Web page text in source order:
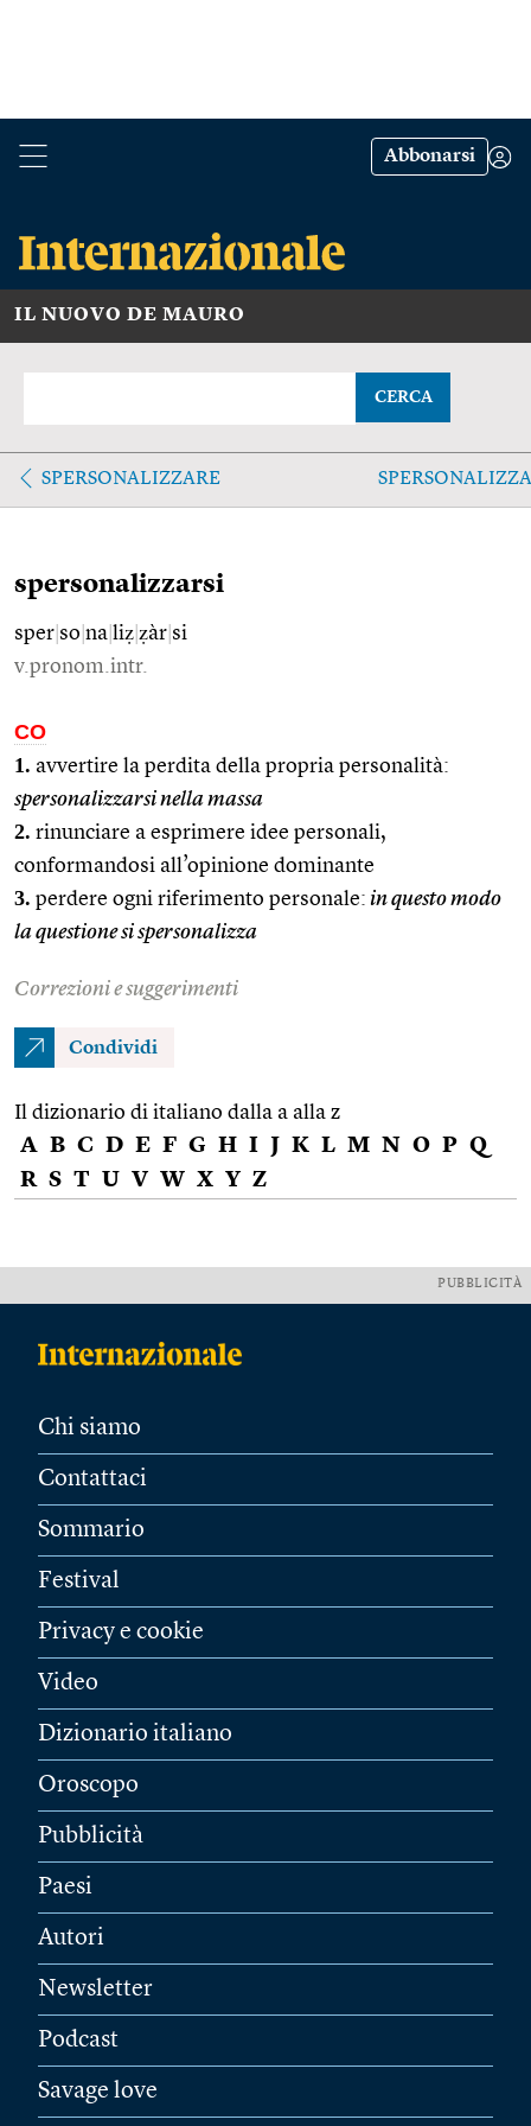
Abbonarsi
IL NUOVO DE MAURO
CERCA
SPERSONALIZZARE
spersonalizzarsi
sper so na liẓ ẓàr si
v.pronom.intr.
CO
1. avvertire la perdita della propria personalità:
spersonalizzarsi nella massa
2. rinunciare a esprimere idee personali,
conformandosi all’opinione dominante
3. perdere ogni riferimento personale: in questo modo
la questione si spersonalizza
Correzioni e suggerimenti
Condividi
Il dizionario di italiano dalla a alla z
A B C D E F G H I J K L M N O P Q
R S T U V W X Y Z
PUBBLICITÀ
Chi siamo
Contattaci
Sommario
Festival
Privacy e cookie
Video
Dizionario italiano
Oroscopo
Pubblicità
Paesi
Autori
Newsletter
Podcast
Savage love